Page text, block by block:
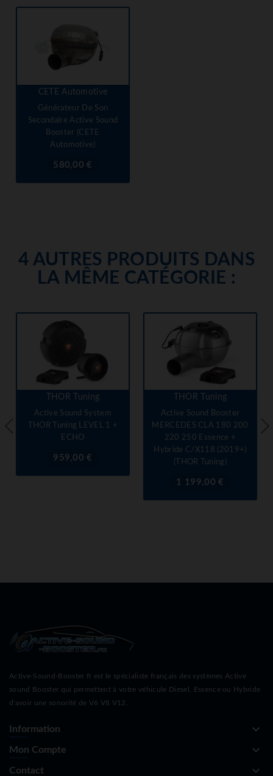
CETE Automotive
Générateur De Son
Secondaire Active Sound
Booster (CETE
Automotive)
Prix
580,00 €
4 AUTRES PRODUITS DANS
LA MÊME CATÉGORIE :
THOR Tuning
Active Sound System
THOR Tuning LEVEL 1 +
ECHO
Prix
959,00 €
THOR Tuning
Active Sound Booster
MERCEDES CLA 180 200
220 250 Essence +
Hybride C/X118 (2019+)
(THOR Tuning)
Prix1 199,00 €
Active-Sound-Booster.fr est le spécialiste français des systèmes Active
sound Booster qui permettent à votre véhicule Diesel, Essence ou Hybride
d'avoir une sonorité de V6 V8 V12.
Information keyboard_arrow_down
Mon Compte keyboard_arrow_down
Contact keyboard_arrow_down